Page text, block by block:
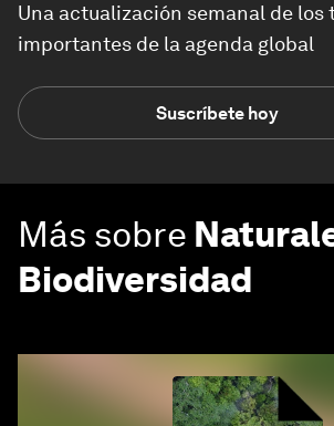
Una actualización semanal de los
importantes de la agenda global
Suscríbete hoy
Más sobre
Biodiversidad